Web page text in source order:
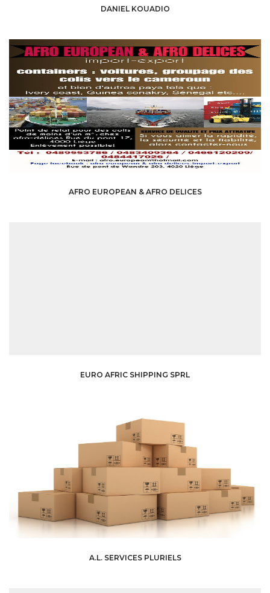
DANIEL KOUADIO
AFRO EUROPEAN & AFRO DELICES
EURO AFRIC SHIPPING SPRL
A.L. SERVICES PLURIELS